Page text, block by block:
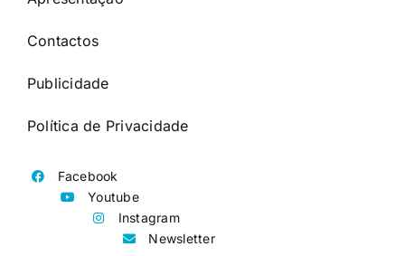
Contactos
Publicidade
Política de Privacidade
Facebook
Youtube
Instagram
Newsletter